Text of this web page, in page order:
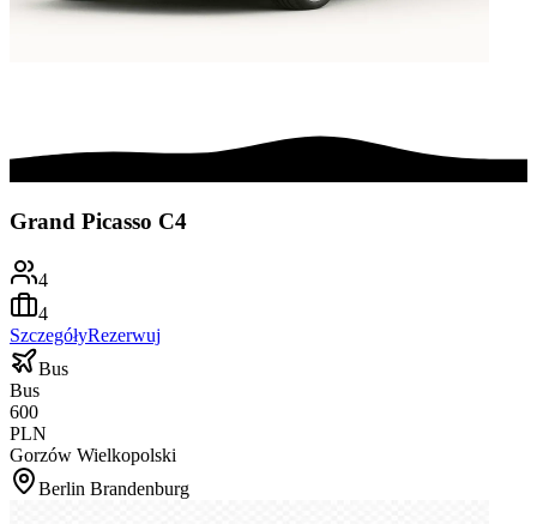
Grand Picasso C4
4
4
SzczegółyRezerwuj
Bus
Bus
600
PLN
Gorzów Wielkopolski
Berlin Brandenburg